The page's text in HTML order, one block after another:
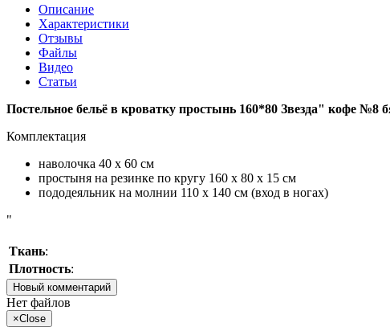
Описание
Характеристики
Отзывы
Файлы
Видео
Статьи
Постельное бельё в кроватку простынь 160*80 Звезда" кофе №8
Комплектация
наволочка 40 х 60 см
простыня на резинке по кругу 160 х 80 х 15 см
пододеяльник на молнии 110 х 140 см (вход в ногах)
"
Ткань:
Плотность:
Новый комментарий
Нет файлов
×Close